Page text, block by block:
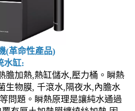
(革命性產品)
水缸:
膽加熱,熱缸儲水,壓力桶。瞬熱
生物膜, 千滾水,隔夜水,內膽水
問題。瞬熱原理是讓純水通過